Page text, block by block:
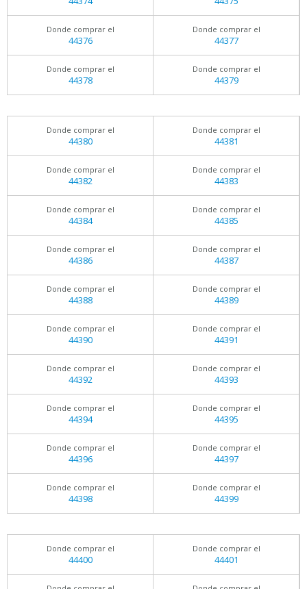
Donde comprar el
44376
Donde comprar el
44377
Donde comprar el
44378
Donde comprar el
44379
Donde comprar el
44380
Donde comprar el
44381
Donde comprar el
44382
Donde comprar el
44383
Donde comprar el
44384
Donde comprar el
44385
Donde comprar el
44386
Donde comprar el
44387
Donde comprar el
44388
Donde comprar el
44389
Donde comprar el
44390
Donde comprar el
44391
Donde comprar el
44392
Donde comprar el
44393
Donde comprar el
44394
Donde comprar el
44395
Donde comprar el
44396
Donde comprar el
44397
Donde comprar el
44398
Donde comprar el
44399
Donde comprar el
44400
Donde comprar el
44401